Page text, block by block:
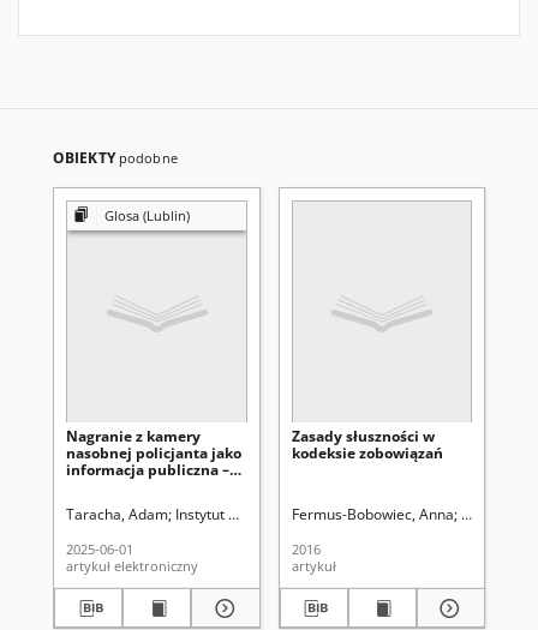
OBIEKTY podobne
Glosa (Lublin)
Nagranie z kamery
nasobnej policjanta jako
informacja publiczna –
Administracyjnego w
2023 r.,II SAB/Łd 98/23
Taracha, Adam Instytut Nauk Prawnych (Uniwersytet Marii Curie-
2025-06-01
artykuł elektroniczny
Zasady słuszności w
kodeksie zobowiązań
Fermus-Bobowiec, Anna
2016
artykuł